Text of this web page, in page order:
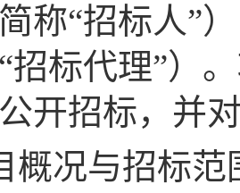
简称“招标人”
招标代理”）
开招标，并
概况与招标范